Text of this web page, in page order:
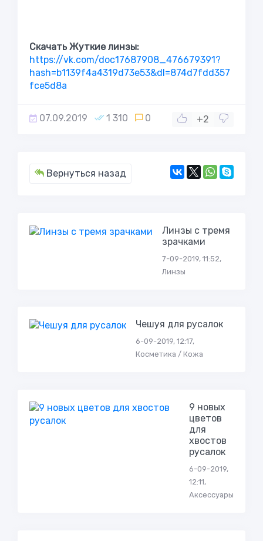
Скачать Жуткие линзы:
https://vk.com/doc17687908_476679391?
hash=b1139f4a4319d73e53&dl=874d7fdd357
fce5d8a
07.09.2019 1 310 0 +2
Вернуться назад
Линзы с тремя
зрачками
7-09-2019, 11:52,
Линзы
Чешуя для русалок
6-09-2019, 12:17,
Косметика / Кожа
9 новых
цветов
для
хвостов
русалок
6-09-2019,
12:11,
Аксессуары